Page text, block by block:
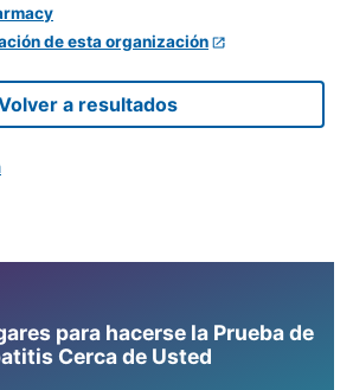
de esta organización
a resultados
para hacerse la Prueba de
Cerca de Usted